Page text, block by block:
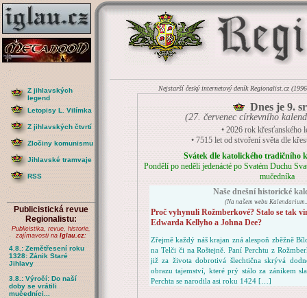
Nejstarší český internetový deník Regionalist.cz
Dnes je 9.
(27. červenec církevního
• 2026 rok křesťanského
• 7515 let od stvoření světa dle
Svátek dle katolického tradičního
Pondělí po neděli jedenácté po Svatém Duchu
mučedníka
Naše dnešní historické
(Na našem webu
Proč vyhynuli Rožmberkové? Stalo se tak
Edwarda Kellyho a Johna Dee?
Zřejmě každý náš krajan zná alespoň zběžně
na Telči či na Roštejně. Paní Perchtu z
již za života dobrotivá šlechtična skrývá
obrazu tajemství, které prý stálo za zánikem
Perchta se narodila asi roku 1424 […]
Z jihlavských
legend
Letopisy L. Vilímka
Z jihlavských čtvrtí
Zločiny komunismu
Jihlavské tramvaje
RSS
Publicistická revue
Regionalistu:
Publicistika, revue, historie,
zajímavosti naIglau.cz:
4.8.: Zemětřesení roku
1328: Zánik Staré
Jihlavy
3.8.: Výročí: Do naší
doby se vrátili
mučedníci...